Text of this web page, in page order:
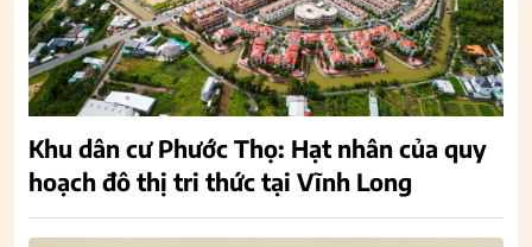
Khu dân cư Phước Thọ: Hạt nhân của quy
hoạch đô thị tri thức tại Vĩnh Long